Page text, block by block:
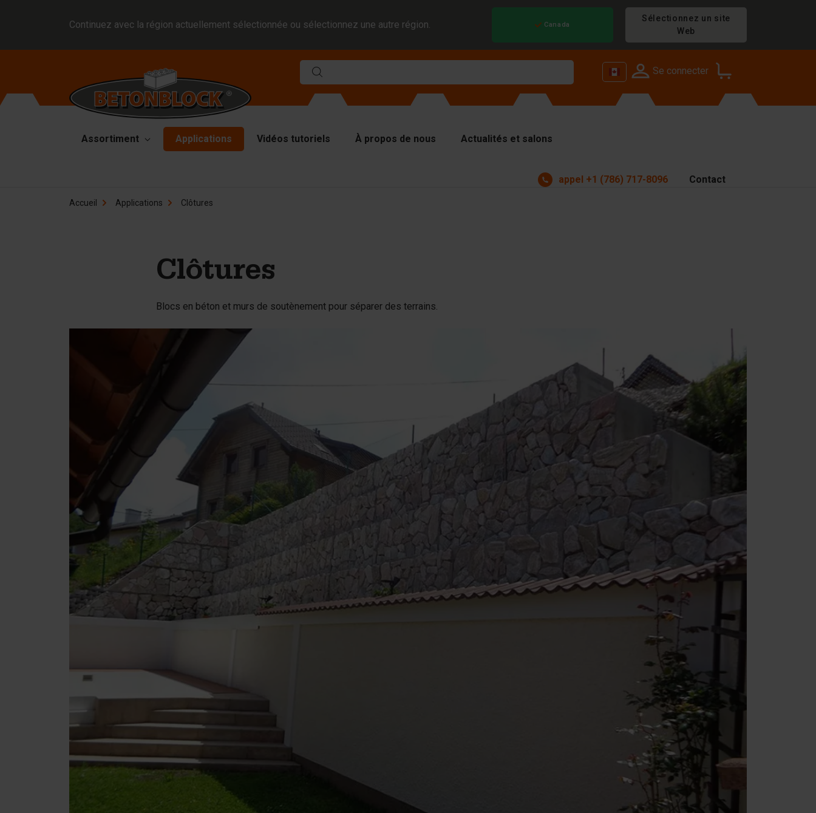
Continuez avec la région actuellement sélectionnée ou sélectionnez une autre région. Canada
Sélectionnez un site
Web
Se connecter
Assortiment
Block formliners
Matériel de manutention
Pièces de rechange
Applications Vidéos tutoriels À propos de nous Actualités et salons
appel +1 (786) 717-8096 Contact
Accueil Applications Clôtures
Clôtures
Blocs en béton et murs de soutènement pour séparer des terrains.